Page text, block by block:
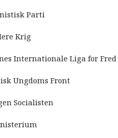
Parti
Krig
Internationale Liga for Fred
Ungdoms Front
Socialisten